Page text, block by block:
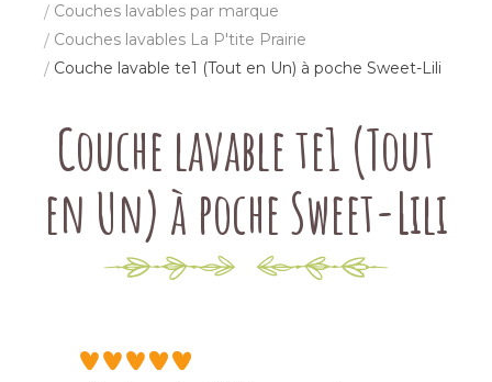
Couches lavables par marque
Couches lavables La P'tite Prairie
Couche lavable te1 (Tout en Un) à poche Sweet-Lili
Couche lavable te1 (Tout
en Un) à poche Sweet-Lili